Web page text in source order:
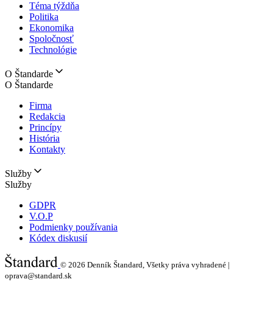
Téma týždňa
Politika
Ekonomika
Spoločnosť
Technológie
O Štandarde
O Štandarde
Firma
Redakcia
Princípy
História
Kontakty
Služby
Služby
GDPR
V.O.P
Podmienky používania
Kódex diskusií
© 2026 Denník Štandard, Všetky práva vyhradené |
oprava@standard.sk